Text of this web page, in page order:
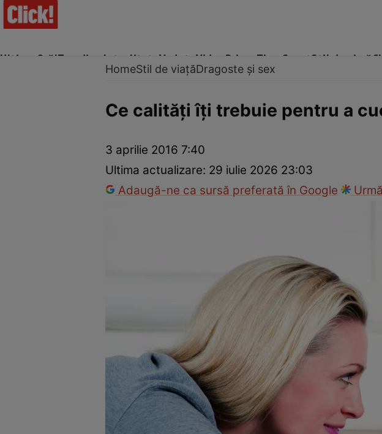
Ultima Oră!Trending Actualitate Vedete Video Prime Time SportStil de viață
Dragoste și SexEvenimente
HomeStil de viațăDragoste și sex
Ce calităţi îţi trebuie pentru a
3 aprilie 2016 7:40
Ultima actualizare: 29 iulie 2026 23:03
Adaugă-ne ca sursă preferată în Google